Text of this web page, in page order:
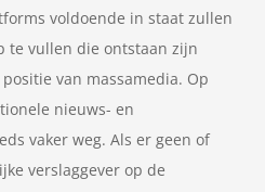
voldoende in staat zullen
te vullen die ontstaan zijn
van massamedia. Op
nieuws- en
vaker weg. Als er geen of
verslaggever op de